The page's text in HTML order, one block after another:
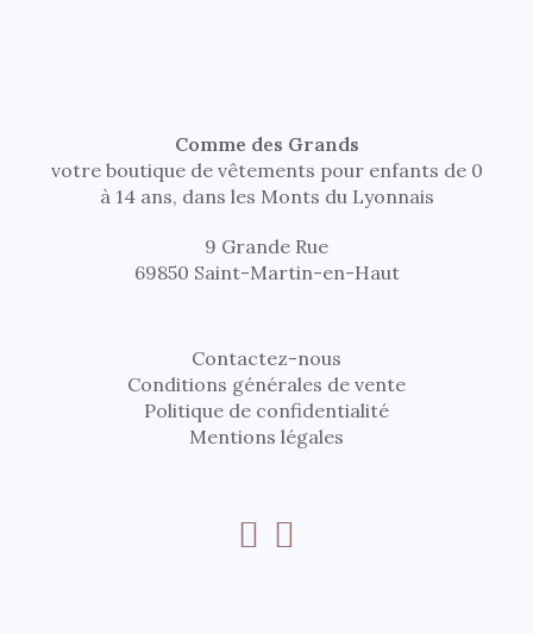
Comme des Grands
votre boutique de vêtements pour enfants de 0
à 14 ans, dans les Monts du Lyonnais
9 Grande Rue
69850 Saint-Martin-en-Haut
Contactez-nous
Conditions générales de vente
Politique de confidentialité
Mentions légales